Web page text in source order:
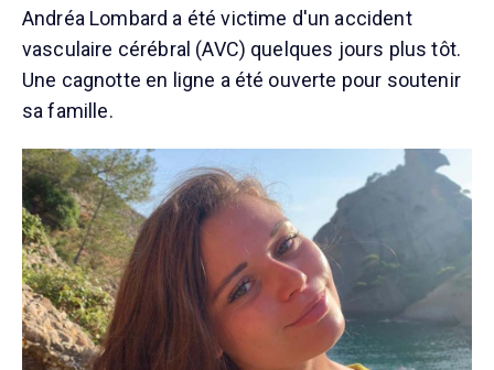
Andréa Lombard a été victime d'un accident
vasculaire cérébral (AVC) quelques jours plus tôt.
Une cagnotte en ligne a été ouverte pour soutenir
sa famille.